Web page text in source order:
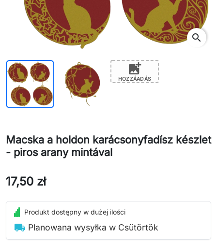
search
add_photo_alternate
HOZZÁADÁS
Macska a holdon karácsonyfadísz készlet
- piros arany mintával
17,50 zł
Produkt dostępny w dużej ilości
local_shipping Planowana wysyłka w Csütörtök